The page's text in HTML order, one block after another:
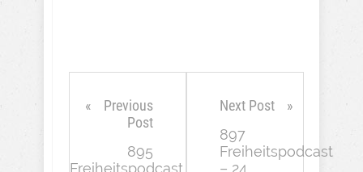
Previous
Post
895
Freiheitspodcast
Next Post
897
Freiheitspodcast
– 24